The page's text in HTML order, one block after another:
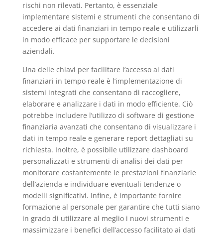
rischi non rilevati. Pertanto, è essenziale
implementare sistemi e strumenti che consentano di
accedere ai dati finanziari in tempo reale e utilizzarli
in modo efficace per supportare le decisioni
aziendali.
Una delle chiavi per facilitare l’accesso ai dati
finanziari in tempo reale è l’implementazione di
sistemi integrati che consentano di raccogliere,
elaborare e analizzare i dati in modo efficiente. Ciò
potrebbe includere l’utilizzo di software di gestione
finanziaria avanzati che consentano di visualizzare i
dati in tempo reale e generare report dettagliati su
richiesta. Inoltre, è possibile utilizzare dashboard
personalizzati e strumenti di analisi dei dati per
monitorare costantemente le prestazioni finanziarie
dell’azienda e individuare eventuali tendenze o
modelli significativi. Infine, è importante fornire
formazione al personale per garantire che tutti siano
in grado di utilizzare al meglio i nuovi strumenti e
massimizzare i benefici dell’accesso facilitato ai dati